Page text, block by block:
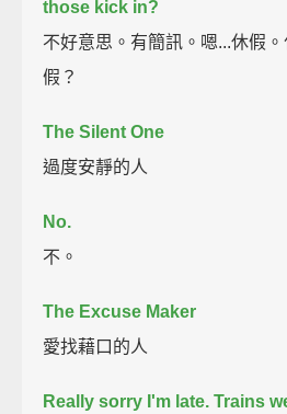
those kick in?
不好意思。有簡訊。嗯...休假
假？
The Silent One
過度安靜的人
No.
不。
The Excuse Maker
愛找藉口的人
Really sorry I'm late. Trains